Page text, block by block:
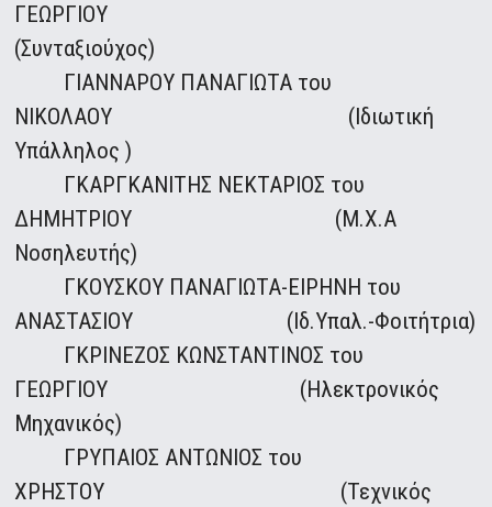
ΓΕΩΡΓΙΟΥ
(Συνταξιούχος)
ΓΙΑΝΝΑΡΟΥ ΠΑΝΑΓΙΩΤΑ του
ΝΙΚΟΛΑΟΥ (Ιδιωτική
Υπάλληλος )
ΓΚΑΡΓΚΑΝΙΤΗΣ ΝΕΚΤΑΡΙΟΣ του
ΔΗΜΗΤΡΙΟΥ (Μ.Χ.Α
Νοσηλευτής)
ΓΚΟΥΣΚΟΥ ΠΑΝΑΓΙΩΤΑ-ΕΙΡΗΝΗ του
ΑΝΑΣΤΑΣΙΟΥ (Ιδ.Υπαλ.-Φοιτήτρια)
ΓΚΡΙΝΕΖΟΣ ΚΩΝΣΤΑΝΤΙΝΟΣ του
ΓΕΩΡΓΙΟΥ (Ηλεκτρονικός
Μηχανικός)
ΓΡΥΠΑΙΟΣ ΑΝΤΩΝΙΟΣ του
ΧΡΗΣΤΟΥ (Τεχνικός